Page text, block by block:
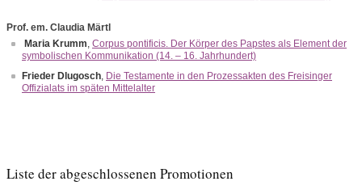
Prof. em. Claudia Märtl
Maria Krumm, Corpus pontificis. Der Körper des Papstes als Element der
symbolischen Kommunikation (14. – 16. Jahrhundert)
Frieder Dlugosch, Die Testamente in den Prozessakten des Freisinger
Offizialats im späten Mittelalter
Liste der abgeschlossenen Promotionen